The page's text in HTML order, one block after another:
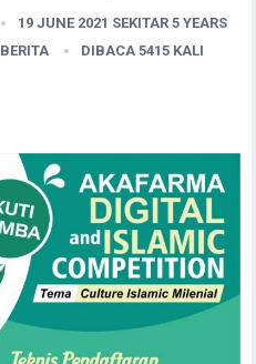
19 JUNE 2021 SEKITAR 5 YEARS
BERITA DIBACA 5415 KALI